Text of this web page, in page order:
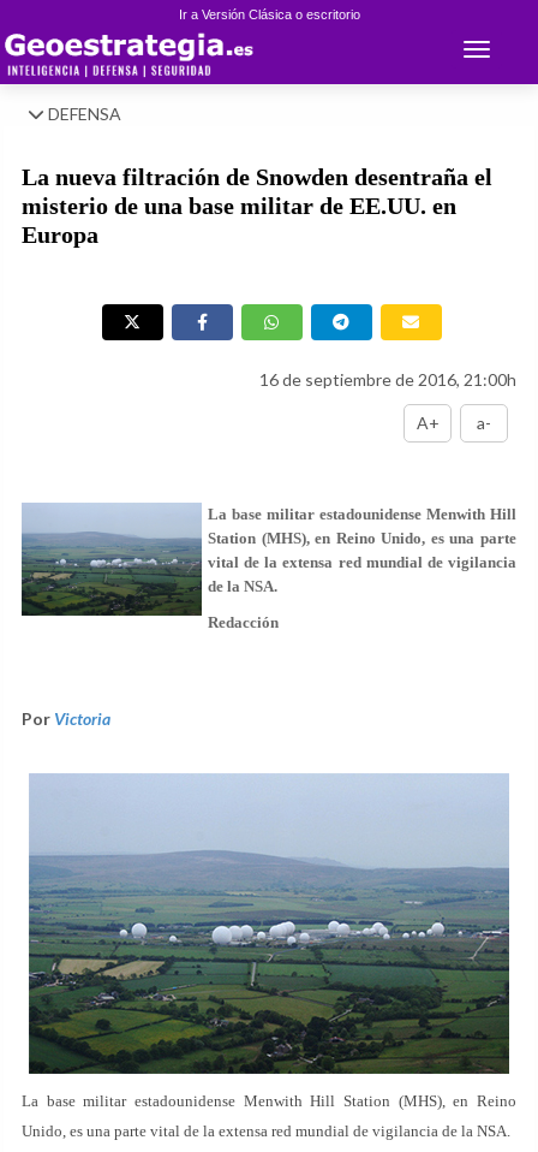
Ir a Versión Clásica o escritorio
Toggle
DEFENSA
La nueva filtración de Snowden desentraña el
misterio de una base militar de EE.UU. en
Europa
16 de septiembre de 2016, 21:00h
A+ a-
La base militar estadounidense Menwith Hill
Station (MHS), en Reino Unido, es una parte
vital de la extensa red mundial de vigilancia
de la NSA.
Redacción
Por Victoria
La base militar estadounidense Menwith Hill Station (MHS), en Reino
Unido, es una parte vital de la extensa red mundial de vigilancia de la NSA.